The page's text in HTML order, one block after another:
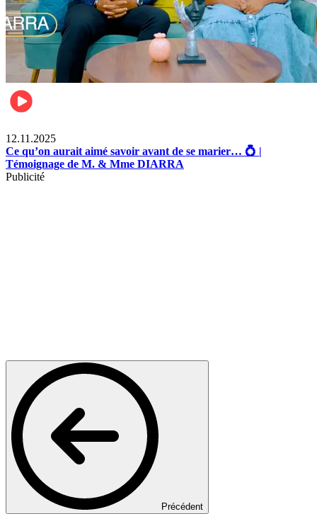
12.11.2025
Ce qu’on aurait aimé savoir avant de se marier… 💍 |
Témoignage de M. & Mme DIARRA
Publicité
Précédent